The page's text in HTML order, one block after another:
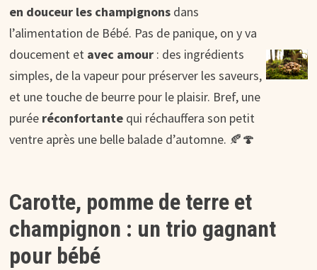
en douceur les champignons dans
l’alimentation de Bébé. Pas de panique, on y va
doucement et avec amour: des ingrédients
simples, de la vapeur pour préserver les saveurs,
et une touche de beurre pour le plaisir. Bref, une
purée réconfortante qui réchauffera son petit
ventre après une belle balade d’automne. 🍂🍄
Carotte, pomme de terre et
champignon : un trio gagnant
pour bébé